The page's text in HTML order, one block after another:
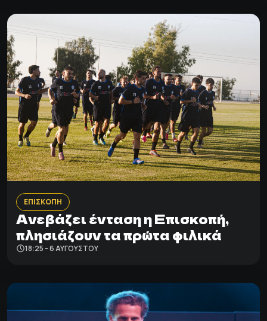
ΕΠΙΣΚΟΠΗ
Ανεβάζει ένταση η Επισκοπή,
πλησιάζουν τα πρώτα φιλικά
18:25 - 6 ΑΥΓΟΎΣΤΟΥ